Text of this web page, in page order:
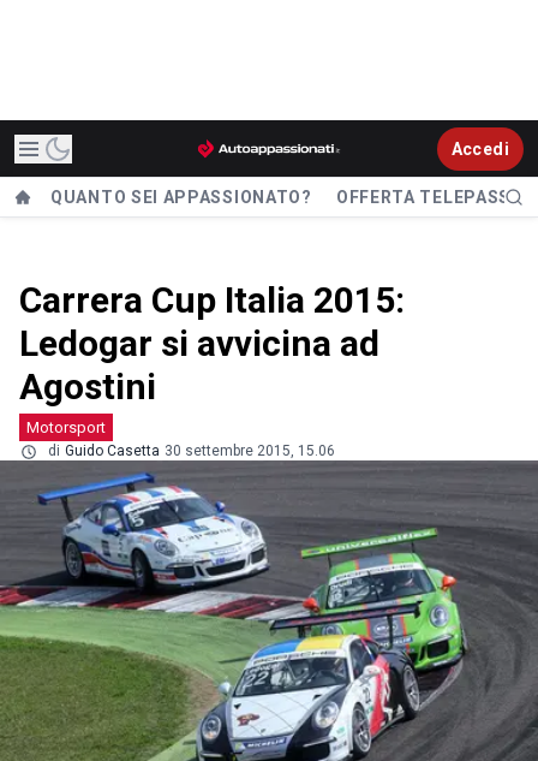
Accedi
QUANTO SEI APPASSIONATO? OFFERTA TELEPASS
Carrera Cup Italia 2015:
Ledogar si avvicina ad
Agostini
Motorsport
di Guido Casetta 30 settembre 2015, 15.06